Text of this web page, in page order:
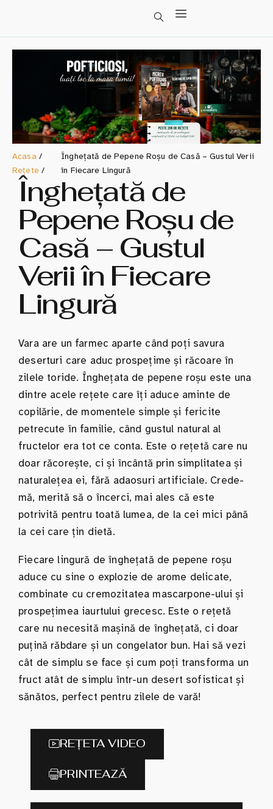
Acasa/
Rețete/
Înghețată de Pepene Roșu de Casă – Gustul Verii
în Fiecare Lingură
Înghețată de
Pepene Roșu de
Casă – Gustul
Verii în Fiecare
Lingură
Vara are un farmec aparte când poți savura
deserturi care aduc prospețime și răcoare în
zilele toride. Înghețata de pepene roșu este una
dintre acele rețete care îți aduce aminte de
copilărie, de momentele simple și fericite
petrecute în familie, când gustul natural al
fructelor era tot ce conta. Este o rețetă care nu
doar răcorește, ci și încântă prin simplitatea și
naturalețea ei, fără adaosuri artificiale. Crede-
mă, merită să o încerci, mai ales că este
potrivită pentru toată lumea, de la cei mici până
la cei care țin dietă.
Fiecare lingură de înghețată de pepene roșu
aduce cu sine o explozie de arome delicate,
combinate cu cremozitatea mascarpone-ului și
prospețimea iaurtului grecesc. Este o rețetă
care nu necesită mașină de înghețată, ci doar
puțină răbdare și un congelator bun. Hai să vezi
cât de simplu se face și cum poți transforma un
fruct atât de simplu într-un desert sofisticat și
sănătos, perfect pentru zilele de vară!
REȚETA VIDEO
PRINTEAZĂ